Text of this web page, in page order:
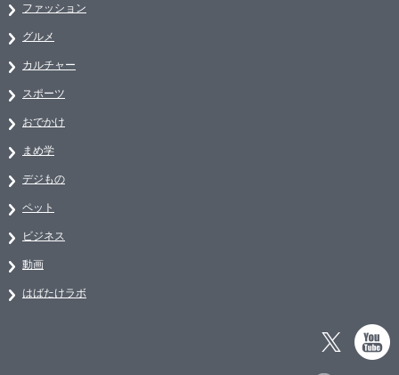
ファッション
グルメ
カルチャー
スポーツ
おでかけ
まめ学
デジもの
ペット
ビジネス
動画
はばたけラボ